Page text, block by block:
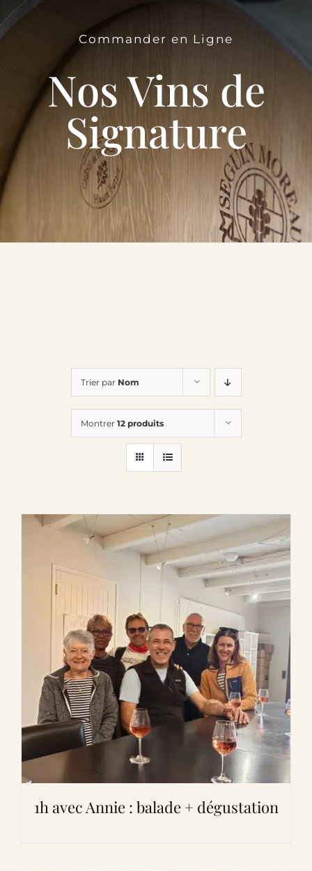
Le Domaine
Œnotourisme
Acheter en ligne
Actualités
Contactez-nous
Commander en Ligne
Nos Vins de
Signature
Trier par Nom
Montrer 12 produits
1h avec Annie : balade + dégustation